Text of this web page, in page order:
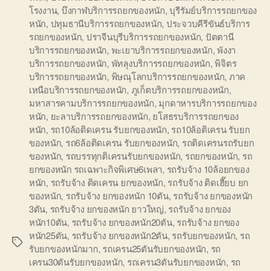
Tags
โรงงาน, บึงกาฬบริการรถยกของหนัก,บุรีรัมย์บริการรถยกของ
หนัก, ปทุมธานีบริการรถยกของหนัก, ประจวบคีรีขันธ์บริการ
รถยกของหนัก, ปราจีนบุรีบริการรถยกของหนัก, ปัตตานี
บริการรถยกของหนัก, พะเยาบริการรถยกของหนัก,พังงา
บริการรถยกของหนัก, พัทลุงบริการรถยกของหนัก,พิจิตร
บริการรถยกของหนัก, พิษณุโลกบริการรถยกของหนัก, ภาค
เหนือบริการรถยกของหนัก, ภูเก็ตบริการรถยกของหนัก,
มหาสารคามบริการรถยกของหนัก, มุกดาหารบริการรถยกของ
หนัก, ยะลาบริการรถยกของหนัก, ยโสธรบริการรถยกของ
หนัก, รถ10ล้อติดเครน รับยกของหนัก, รถ10ล้อติเครน รับยก
ของหนัก, รถ6ล้อติดเครน รับยกของหนัก, รถติดเครนรถรับยก
ของหนัก, รถบรรทุกติเครนรับยกของหนัก, รถยกของหนัก, รถ
ยกของหนัก รถเฉพาะกิจพิเศษ6เพลา, รถรับจ้าง 10ล้อยกของ
หนัก, รถรับจ้าง ติดเครน ยกของหนัก, รถรับจ้าง ติดเฮี๊ยบ ยก
ของหนัก, รถรับจ้าง ยกของหนัก 10ตัน, รถรับจ้าง ยกของหนัก
3ตัน, รถรับจ้าง ยกของหนัก ยาวใหญ่, รถรับจ้าง ยกของ
หนัก10ตัน, รถรับจ้าง ยกของหนัก20ตัน, รถรับจ้าง ยกของ
หนัก25ตัน, รถรับจ้าง ยกของหนัก2ตัน, รถรับยกของหนัก, รถ
รับยกของหนักมาก, รถเครน25ตันรับยกของหนัก, รถ
เครน30ตันรับยกของหนัก, รถเครน3ตันรับยกของหนัก, รถ